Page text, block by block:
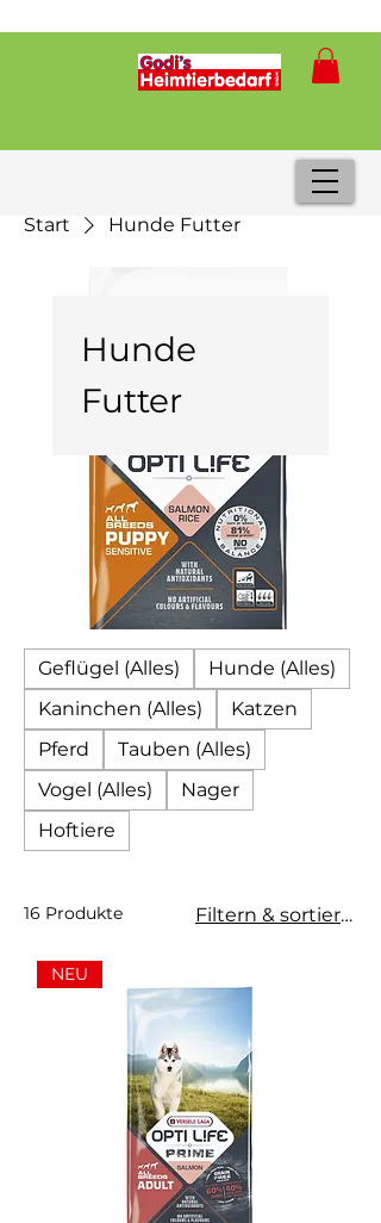
Start Hunde Futter
Hunde
Futter
Geflügel (Alles)
Hunde (Alles)
Kaninchen (Alles)
Katzen
Pferd
Tauben (Alles)
Vogel (Alles)
Nager
Hoftiere
16 Produkte Filtern & sortieren
NEU